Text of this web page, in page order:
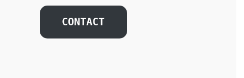
CONTACT